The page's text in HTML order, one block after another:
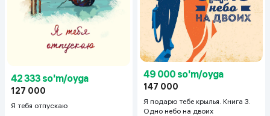
42 333 so'm/oyga
127 000
Я тебя отпускаю
49 000 so'm/oyga
147 000
Я подарю тебе крылья. Книга 3.
Одно небо на двоих